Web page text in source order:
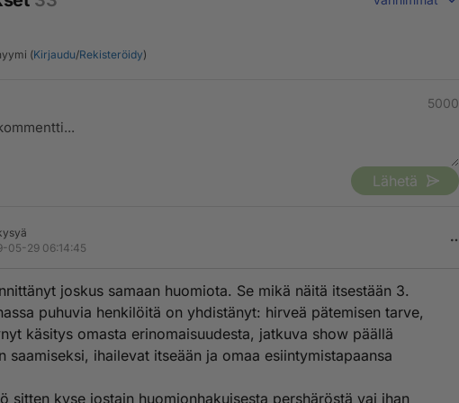
(Kirjaudu/Rekisteröidy)
5000
Lähetä
05-29 06:14:45
joskus samaan huomiota. Se mikä näitä itsestään 3.
puhuvia henkilöitä on yhdistänyt: hirveä pätemisen tarve,
käsitys omasta erinomaisuudesta, jatkuva show päällä
saamiseksi, ihailevat itseään ja omaa esiintymistapaansa
sitten kyse jostain huomionhakuisesta pershäröstä vai ihan